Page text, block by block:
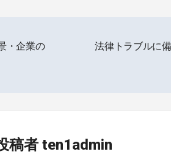
・企業の
法律トラブルに
稿者 ten1admin